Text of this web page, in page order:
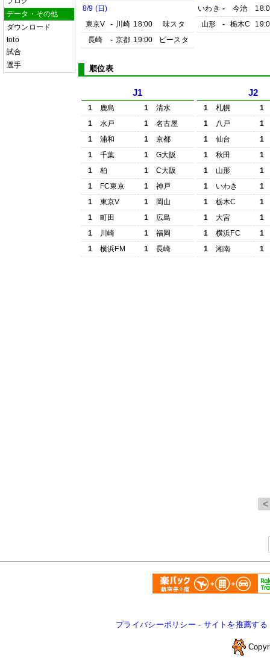
データ・その他
ダウンロード
toto
試合
選手
8/9 (日)
東京V
- 川崎 18:00
味スタ
長崎
- 京都 19:00 ピースタ
いわき - 今治
山形
- 栃木C
順位表
J1
1 鹿島 1
清水
1
水戸 1
名古屋
1
浦和 1
京都
1
千葉 1
G大阪
1
柏 1
C大阪
1
FC東京 1
神戸
1
東京V 1
岡山
1
町田 1
広島
1
川崎 1
福岡
1
横浜FM 1 長崎
J2
1 札幌
1
1
八戸
1
1
仙台
1
1
秋田
1
1
山形
1
1
いわき
1
1
栃木C
1
1
大宮
1
1
横浜FC
1
1
湘南 1
プライバシーポリシー - サイトを推薦する